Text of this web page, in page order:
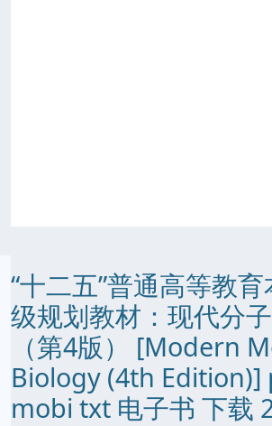
“十二五”普通高等教
级规划教材：现代分
（第4版） [Modern
Biology (4th
mobi txt 电子书 下载